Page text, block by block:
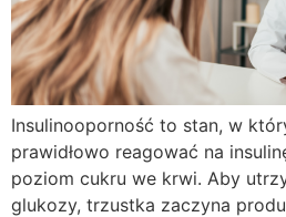
Insulinooporność to stan, w
prawidłowo reagować na
poziom cukru we krwi. Aby
glukozy, trzustka zaczyna